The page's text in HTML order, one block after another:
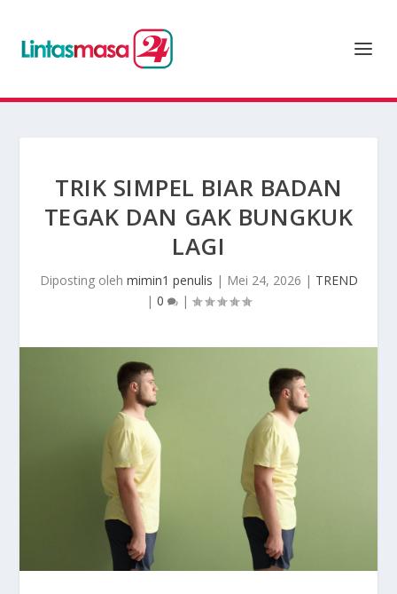
TRIK SIMPEL BIAR BADAN
TEGAK DAN GAK BUNGKUK
LAGI
Diposting oleh mimin1 penulis | Mei 24, 2026 | TREND
| 0 |